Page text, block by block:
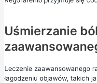
Uśmierzanie
Leczenie zaawansowanego
łagodzeniu objawów, takich